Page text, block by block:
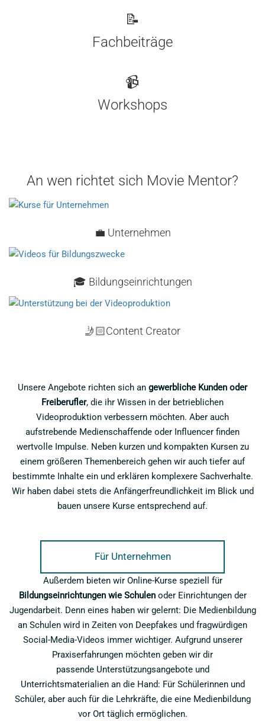
📝
Fachbeiträge
📹
Workshops
An wen richtet sich Movie Mentor?
💼 Unternehmen
🎓 Bildungseinrichtungen
🤳🏻Content Creator
Unsere Angebote richten sich an gewerbliche Kunden oder
Freiberufler, die ihr Wissen in der betrieblichen
Videoproduktion verbessern möchten. Aber auch
aufstrebende Medienschaffende oder Influencer finden
wertvolle Impulse. Neben kurzen und kompakten Kursen zu
einem größeren Themenbereich gehen wir auch tiefer auf
bestimmte Inhalte ein und erklären komplexere Sachverhalte.
Wir haben dabei stets die Anfängerfreundlichkeit im Blick und
bauen unsere Kurse entsprechend auf.
Für Unternehmen
Außerdem bieten wir Online-Kurse speziell für
Bildungseinrichtungen wie Schulenoder Einrichtungen der
Jugendarbeit. Denn eines haben wir gelernt: Die Medienbildung
an Schulen wird in Zeiten von Deepfakes und fragwürdigen
Social-Media-Videos immer wichtiger. Aufgrund unserer
Praxiserfahrungen möchten geben wir dir
passende Unterstützungsangebote und
Unterrichtsmaterialien an die Hand: Für Schülerinnen und
Schüler, aber auch für die Lehrkräfte, die eine Medienbildung
vor Ort täglich ermöglichen.